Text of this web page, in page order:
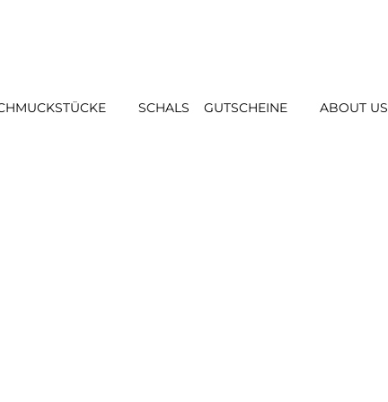
SCHALS GUTSCHEINE ABOUT US